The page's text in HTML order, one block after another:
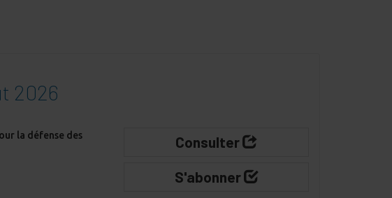
2026
la défense des
Consulter
S'abonner